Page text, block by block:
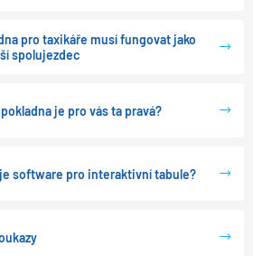
pro taxikáře musí fungovat jako
spolujezdec
je pro vás ta pravá?
software pro interaktivní tabule?